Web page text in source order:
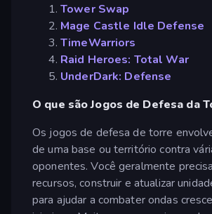
Tower Swap
Mage Castle Idle Defense
TimeWarriors
Raid Heroes: Total War
UnderDark: Defense
O que são Jogos de Defesa da
Os jogos de defesa de torre
de uma base ou território contra
oponentes. Você geralmente
recursos, construir e atualizar
para ajudar a combater ondas